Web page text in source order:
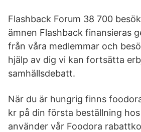
Flashback Forum 38 700
ämnen Flashback finansieras
från våra medlemmar och
hjälp av dig vi kan fortsätta
samhällsdebatt.
När du är hungrig finns
kr på din första beställning
använder vår Foodora